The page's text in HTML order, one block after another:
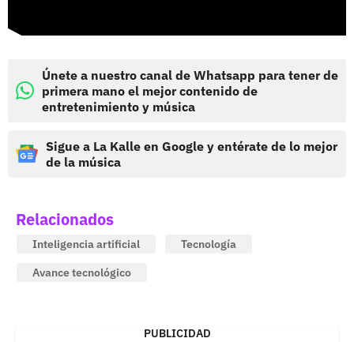
Únete a nuestro canal de Whatsapp para tener de
primera mano el mejor contenido de
entretenimiento y música
Sigue a La Kalle en Google y entérate de lo mejor
de la música
Relacionados
Inteligencia artificial
Tecnología
Avance tecnológico
PUBLICIDAD